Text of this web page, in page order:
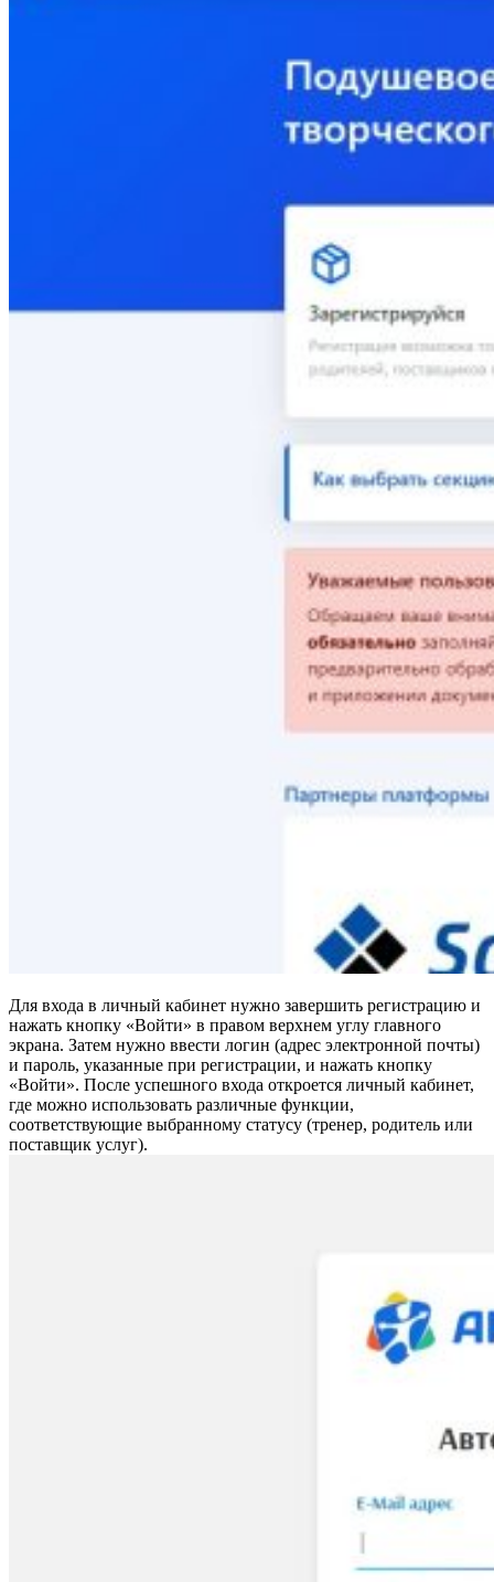
Для входа в личный кабинет нужно завершить регистрацию и
нажать кнопку «Войти» в правом верхнем углу главного
экрана. Затем нужно ввести логин (адрес электронной почты)
и пароль, указанные при регистрации, и нажать кнопку
«Войти». После успешного входа откроется личный кабинет,
где можно использовать различные функции,
соответствующие выбранному статусу (тренер, родитель или
поставщик услуг).